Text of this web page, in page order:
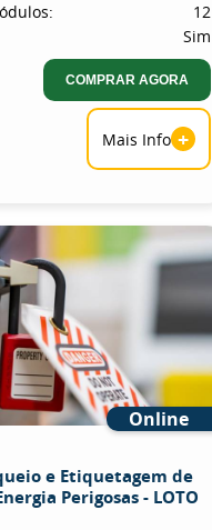
12
Sim
COMPRAR AGORA
Mais Info +
Online
e Etiquetagem de
Perigosas - LOTO